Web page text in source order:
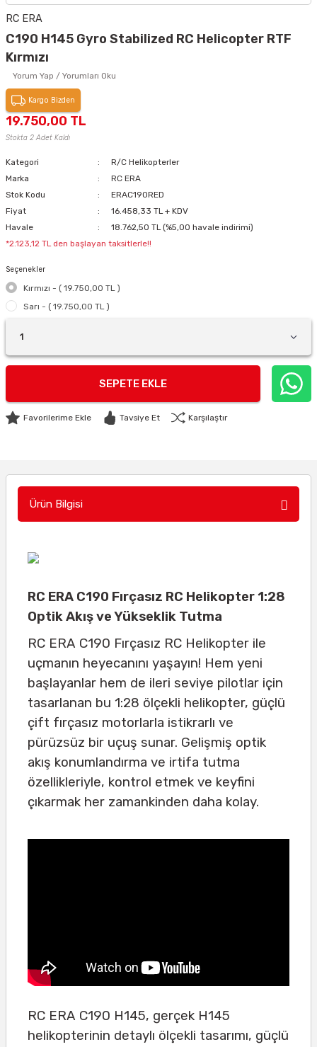
RC ERA
C190 H145 Gyro Stabilized RC Helicopter RTF
Kırmızı
Yorum Yap / Yorumları Oku
Kargo Bizden
19.750,00 TL
Stokta 2 Adet Kaldı
Kategori
R/C Helikopterler
Marka
RC ERA
Stok Kodu
ERAC190RED
Fiyat
16.458,33 TL + KDV
Havale
18.762,50 TL (%5,00 havale indirimi)
*2.123,12 TL den başlayan taksitlerle!!
Seçenekler
Kırmızı - ( 19.750,00 TL )
Sarı - ( 19.750,00 TL )
SEPETE EKLE
Tavsiye Et Karşılaştır
Ürün Bilgisi
RC ERA C190 Fırçasız RC Helikopter 1:28
Optik Akış ve Yükseklik Tutma
RC ERA C190 Fırçasız RC Helikopter ile
uçmanın heyecanını yaşayın! Hem yeni
başlayanlar hem de ileri seviye pilotlar için
tasarlanan bu 1:28 ölçekli helikopter, güçlü
çift fırçasız motorlarla istikrarlı ve
pürüzsüz bir uçuş sunar. Gelişmiş optik
akış konumlandırma ve irtifa tutma
özellikleriyle, kontrol etmek ve keyfini
çıkarmak her zamankinden daha kolay.
RC ERA C190 H145, gerçek H145
helikopterinin detaylı ölçekli tasarımı, güçlü